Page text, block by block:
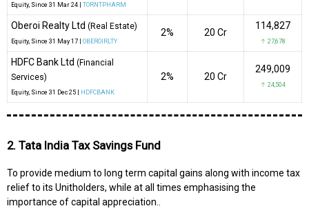
Equity, Since 31 Mar 24 | TORNTPHARM
Oberoi Realty Ltd (Real Estate)
Equity, Since 31 May 17 | OBEROIRLTY
2% ₹20 Cr
114,827
↑ 27,678
HDFC Bank Ltd (Financial
Services)
Equity, Since 31 Dec 25 | HDFCBANK
2% ₹20 Cr
249,009
↑ 24,504
2. Tata India Tax Savings Fund
To provide medium to long term capital gains along with income tax
relief to its Unitholders, while at all times emphasising the
importance of capital appreciation..